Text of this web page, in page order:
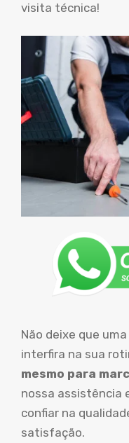
visita técnica!
Não deixe que
interfira na sua
mesmo para
nossa assistência
confiar na
satisfação.